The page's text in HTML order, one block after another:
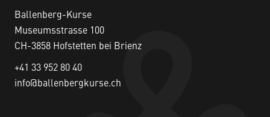
Ballenberg-Kurse
Museumsstrasse 100
CH-3858 Hofstetten bei Brienz
+41 33 952 80 40
info@ballenbergkurse.ch